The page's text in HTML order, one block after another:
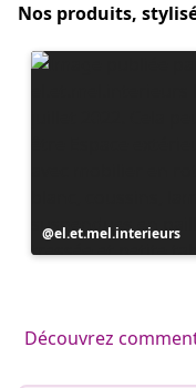
Nos produits,
Publication
publiée
el.et.mel.interieurs
Découvrez